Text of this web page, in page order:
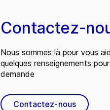
Contactez-
Nous sommes là pour vous
quelques renseignements
demande
Contactez-nous